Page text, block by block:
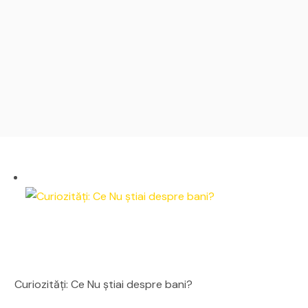
Curiozități: Ce Nu știai despre bani?